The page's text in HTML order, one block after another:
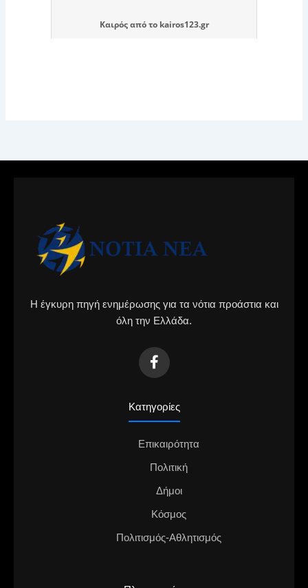
Καιρόςαπό το kairos123.gr
Η έγκυρη πηγή ενημέρωσης για τα νότια προάστια και
όλη την Ελλάδα.
Κατηγορίες
Επικαιρότητα
Πολιτική
Δήμοι
Κόσμος
Πολιτισμός-Αθλητισμός